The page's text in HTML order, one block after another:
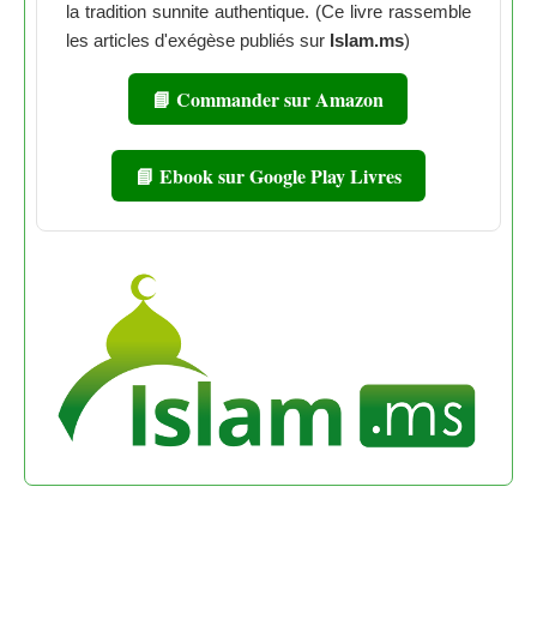
la tradition sunnite authentique. (Ce livre rassemble
les articles d'exégèse publiés sur Islam.ms)
📘 Commander sur Amazon
📘 Ebook sur Google Play Livres